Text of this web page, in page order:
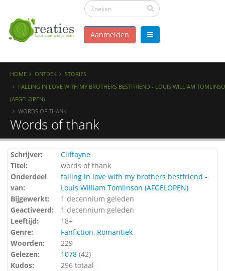
Aanmelden
HOME ONTDEK
STORIES
FALLING IN LOVE WITH MY BROTHERS BESTFRIEND - LOUIS WILLIAM
(AFGELOPEN)
WORDS OF THANK
Words of thank
Schrijver:
Cliffayne
Titel:
words of thank
Onderdeel
van:
falling in love with my brothers bestfriend -
Louis William Tomlinson (AFGELOPEN)
Bijgewerkt:
1 decennium geleden
Geactiveerd:
1 decennium geleden
Leeftijd:
18+
Genre:
Fanfiction, Romantiek
Woorden:
229
Gelezen:
1078 (42)
Kudos:
296 totaal